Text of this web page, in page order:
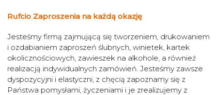
Rufcio Zaproszenia na każdą okazję
Jesteśmy firmą zajmującą się tworzeniem, drukowaniem
i ozdabianiem zaproszeń ślubnych, winietek, kartek
okolicznościowych, zawieszek na alkohole, a również
realizacją indywidualnych zamówień. Jesteśmy zawsze
dyspozycyjni i elastyczni, z chęcią zapoznamy się z
Państwa pomysłami, życzeniami i je zrealizujemy z